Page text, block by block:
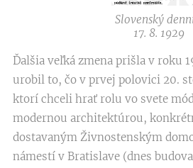
Slovenský
17. 8. 1929
Ďalšia veľká zmena prišla v roku
urobil to, čo v prvej polovici 20.
ktorí chceli hrať rolu vo svete
modernou architektúrou,
dostavaným Živnostenským
námestí v Bratislave (dnes